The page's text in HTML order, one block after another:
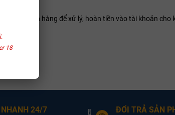
18
tới ngân hàng để xử lý, hoàn tiền vào tài khoản cho
24/7 ĐỔI TRẢ SẢN